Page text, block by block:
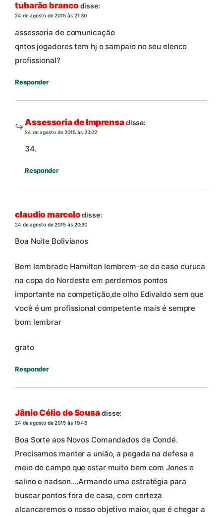
tubarão branco disse:
24 de agosto de 2015 às 21:30
assessoria de comunicação
qntos jogadores tem hj o sampaio no seu elenco
profissional?
Responder
Assessoria de Imprensadisse:
24 de agosto de 2015 às 23:22
34.
Responder
claudio marcelo disse:
24 de agosto de 2015 às 20:30
Boa Noite Bolivianos
Bem lembrado Hamilton lembrem-se do caso curuca
na copa do Nordeste em perdemos pontos
importante na competição,de olho Edivaldo sem que
você é um profissional competente mais é sempre
bom lembrar
grato
Responder
Jânio Célio de Sousadisse:
24 de agosto de 2015 às 19:46
Boa Sorte aos Novos Comandados de Condé.
Precisamos manter a união, a pegada na defesa e
meio de campo que estar muito bem com Jones e
salino e nadson….Armando uma estratégia para
buscar pontos fora de casa, com certeza
alcancaremos o nosso objetivo maior, que é chegar a